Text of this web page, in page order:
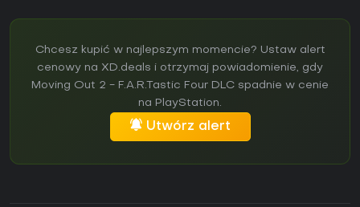
Chcesz kupić w najlepszym momencie? Ustaw alert
cenowy na XD.deals i otrzymaj powiadomienie, gdy
Moving Out 2 - F.A.R.Tastic Four DLC spadnie w cenie
na PlayStation.
Utwórz alert